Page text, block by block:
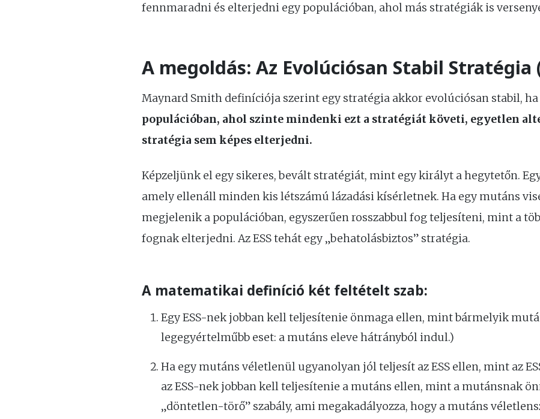
fennmaradni és elterjedni egy populációban, ahol más stratégiák is
A megoldás: Az Evolúciósan Stabil Stratégia
Maynard Smith definíciója szerint egy stratégia akkor evolúciósan stabil, ha
populációban, ahol szinte mindenki ezt a stratégiát követi, egyetlen
stratégia sem képes elterjedni.
Képzeljünk el egy sikeres, bevált stratégiát, mint egy királyt a hegytetőn. Egy
amely ellenáll minden kis létszámú lázadási kísérletnek. Ha egy mutáns
megjelenik a populációban, egyszerűen rosszabbul fog teljesíteni, mint a
fognak elterjedni. Az ESS tehát egy „behatolásbiztos” stratégia.
A matematikai definíció két feltételt szab:
Egy ESS-nek jobban kell teljesítenie önmaga ellen, mint bármelyik
legegyértelműbb eset: a mutáns eleve hátrányból indul.)
Ha egy mutáns véletlenül ugyanolyan jól teljesít az ESS ellen, mint az
az ESS-nek jobban kell teljesítenie a mutáns ellen, mint a mutánsnak
„döntetlen-törő” szabály, ami megakadályozza, hogy a mutáns